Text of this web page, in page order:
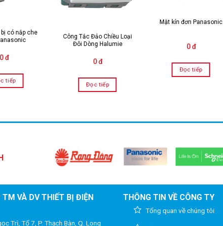
có nắp che
0 đ
tiếp
Công Tắc Đảo Chiều Loại
Đôi Dòng Halumie
0 đ
Đọc tiếp
Mặt kín đơn Panasonic
0 đ
Đọc tiếp
TM VÀ DV THIẾT BỊ ĐIỆN
Trì, Tổ 7, P. Thạch Bàn, Q. Long
THÔNG TIN VỀ CÔNG TY
Tổng quan về chúng tôi